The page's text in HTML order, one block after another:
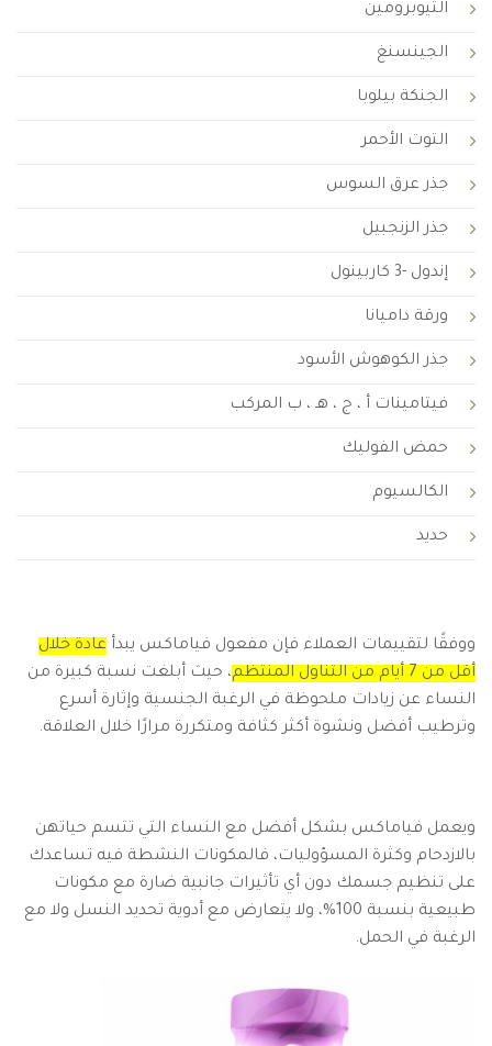
الثيوبرومين
الجينسنغ
الجنكة بيلوبا
التوت الأحمر
جذر عرق السوس
جذر الزنجبيل
إندول -3 كاربينول
ورقة داميانا
جذر الكوهوش الأسود
فيتامينات أ ، ج ، هـ ، ب المركب
حمض الفوليك
الكالسيوم
حديد
ووفقًا لتقييمات العملاء فإن مفعول فياماكس يبدأ عادة خلال
أقل من 7 أيام من التناول المنتظم
، حيث أبلغت نسبة كبيرة من
النساء عن زيادات ملحوظة في الرغبة الجنسية وإثارة أسرع
وترطيب أفضل ونشوة أكثر كثافة ومتكررة مرارًا خلال العلاقة.
ويعمل فياماكس بشكل أفضل مع النساء التي تتسم حياتهن
بالازدحام وكثرة المسؤوليات، فالمكونات النشطة فيه تساعدك
على تنظيم جسمك دون أي تأثيرات جانبية ضارة مع مكونات
طبيعية بنسبة 100%، ولا يتعارض مع أدوية تحديد النسل ولا مع
الرغبة في الحمل.